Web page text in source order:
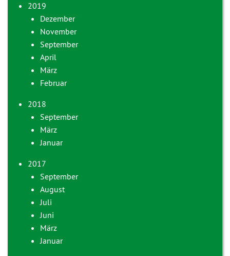
2019
Dezember
November
September
April
März
Februar
2018
September
März
Januar
2017
September
August
Juli
Juni
März
Januar